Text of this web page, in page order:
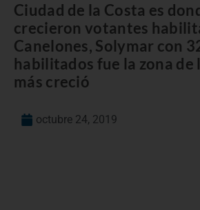
Ciudad de la Costa es
crecieron votantes
Canelones, Solymar con
habilitados fue la zona de
más creció
octubre 24, 2019